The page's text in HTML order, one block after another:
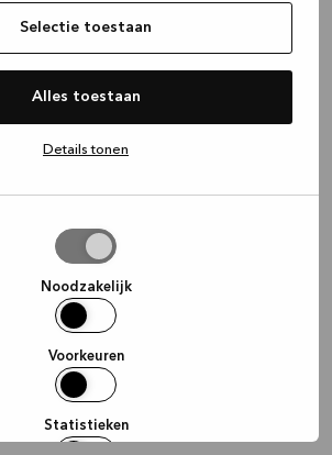
Selectie toestaan
Alles toestaan
Details tonen
Noodzakelijk
Voorkeuren
Statistieken